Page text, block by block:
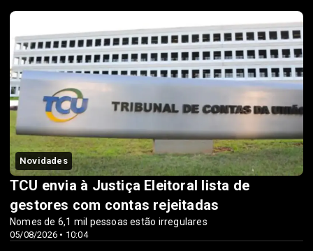
Novidades
05/08/2026 • 10:04
TCU envia à Justiça Eleitoral lista de
gestores com contas rejeitadas
Nomes de 6,1 mil pessoas estão irregulares